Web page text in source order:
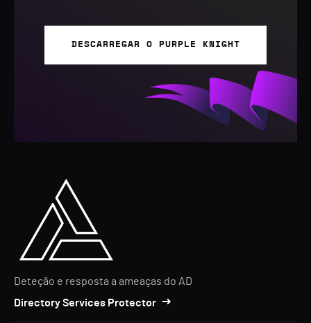
DESCARREGAR O PURPLE KNIGHT
Deteção e resposta a ameaças do AD
Directory Services Protector